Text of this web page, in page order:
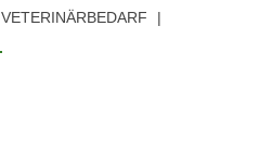
VETERINÄRBEDARF